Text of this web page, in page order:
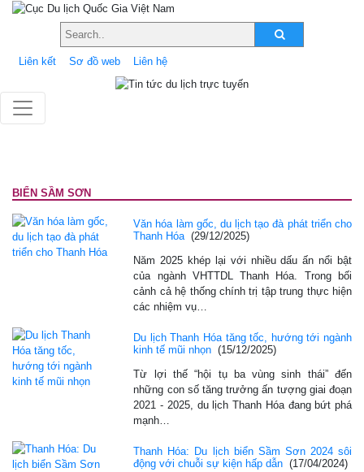
Liên kết Sơ đồ web Liên hệ
BIỂN SẦM SƠN
Văn hóa làm gốc, du lịch tạo đà phát triển cho
Thanh Hóa (29/12/2025)
Năm 2025 khép lại với nhiều dấu ấn nổi bật
của ngành VHTTDL Thanh Hóa. Trong bối
cảnh cả hệ thống chính trị tập trung thực hiện
các nhiệm vụ…
Du lịch Thanh Hóa tăng tốc, hướng tới ngành
kinh tế mũi nhọn (15/12/2025)
Từ lợi thế “hội tụ ba vùng sinh thái” đến
những con số tăng trưởng ấn tượng giai đoạn
2021 - 2025, du lịch Thanh Hóa đang bứt phá
mạnh…
Thanh Hóa: Du lịch biển Sầm Sơn 2024 sôi
động với chuỗi sự kiện hấp dẫn (17/04/2024)